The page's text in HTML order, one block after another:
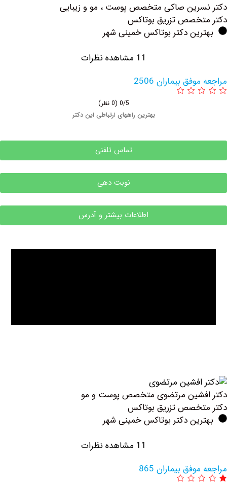
صاکی متخصص پوست ، مو و زیبایی
تزریق بوتاكس
دکتر بوتاکس خمینی شهر
بیماران 2506
بهترین راههای ارتباطی این دکتر
تماس تلفنی
نوبت دهی
اطلاعات بیشتر و آدرس
مرتضوی متخصص پوست و مو
تزریق بوتاكس
دکتر بوتاکس خمینی شهر
بیماران 865